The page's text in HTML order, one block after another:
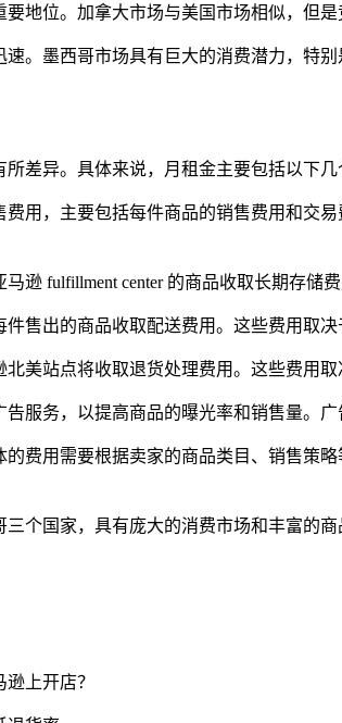
地位。加拿大市场与美国市场相似，但
。墨西哥市场具有巨大的消费潜力，特
差异。具体来说，月租金主要包括以下几
用，主要包括每件商品的销售费用和交
逊 fulfillment center 的商品收取长期存储
售出的商品收取配送费用。这些费用取决
美站点将收取退货处理费用。这些费用取
服务，以提高商品的曝光率和销售量。
费用需要根据卖家的商品类目、销售策
个国家，具有庞大的消费市场和丰富的
上开店？